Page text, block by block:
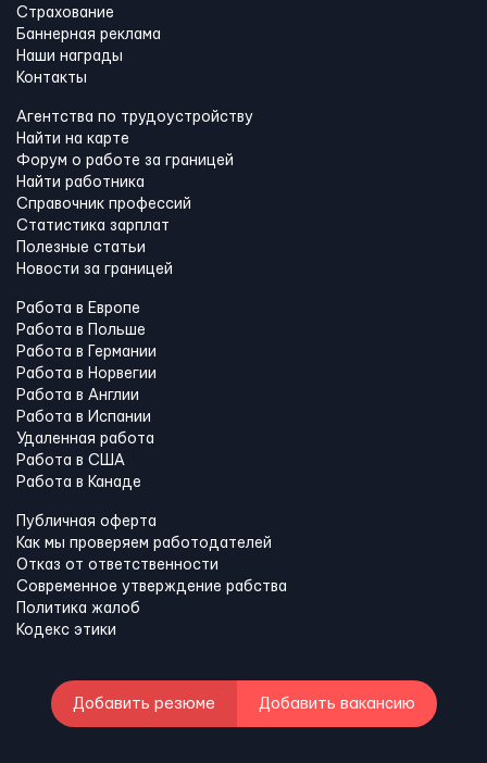
Страхование
Баннерная реклама
Наши награды
Контакты
Агентства по трудоустройству
Найти на карте
Форум о работе за границей
Найти работника
Справочник профессий
Статистика зарплат
Полезные статьи
Новости за границей
Работа в Европе
Работа в Польше
Работа в Германии
Работа в Норвегии
Работа в Англии
Работа в Испании
Удаленная работа
Работа в США
Работа в Канадe
Публичная оферта
Как мы проверяем работодателей
Отказ от ответственности
Современное утверждение рабства
Политика жалоб
Кодекс этики
Добавить резюме Добавить вакансию